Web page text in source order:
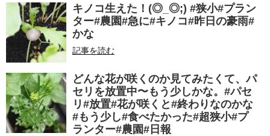
キノコ生えた！(◎_◎;) #狭小#プラン
ター#農園#急に#キノコ#昨日の豪雨#
かな
記事を読む
どんな花が咲くのか見てみたくて、パ
セリを放置中〜もう少しかな。#パセ
リ#放置#花が咲くと#終わりなのかな
#もう少し#食べたかった#超狭小#プ
ランター#農園#日報